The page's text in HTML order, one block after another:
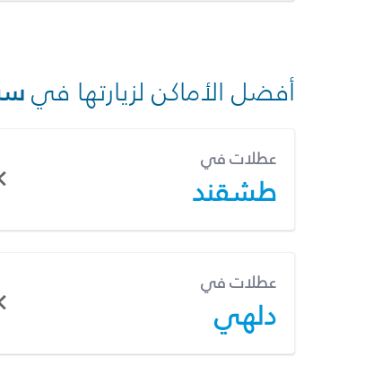
أفضل الأماكن لزيارتها في
عطلات في
طشقند
عطلات في
دلهي